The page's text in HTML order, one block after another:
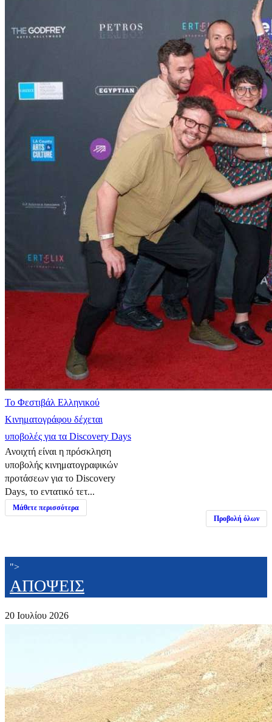
Το Φεστιβάλ Ελληνικού
Κινηματογράφου δέχεται
υποβολές για τα Discovery Days
Ανοιχτή είναι η πρόσκληση
υποβολής κινηματογραφικών
προτάσεων για το Discovery
Days, το εντατικό τετ...
Μάθετε περισσότερα
Προβολή όλων
">
ΑΠΟΨΕΙΣ
20 Ιουλίου 2026